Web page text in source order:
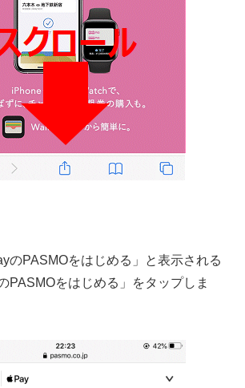
のPASMOをはじめる」と表示される
PASMOをはじめる」をタップしま